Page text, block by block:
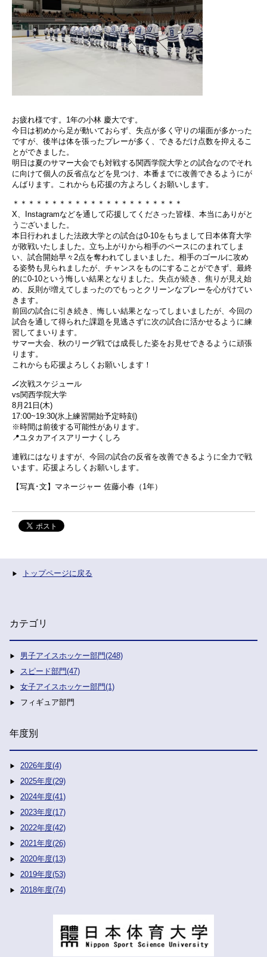
お疲れ様です。1年の小林 慶大です。
今日は初めから足が動いておらず、失点が多く守りの場面が多かった
ですが、後半は体を張ったプレーが多く、できるだけ点数を抑えるこ
とができました。
明日は夏のサマー大会でも対戦する関西学院大学との試合なのでそれ
に向けて個人の反省点などを見つけ、本番までに改善できるようにが
んばります。これからも応援の方よろしくお願いします。
＊＊＊＊＊＊＊＊＊＊＊＊＊＊＊＊＊＊＊＊＊＊
X、Instagramなどを通して応援してくださった皆様、本当にありがと
うございました。
本日行われました法政大学との試合は0-10をもちまして日本体育大学
が敗戦いたしました。立ち上がりから相手のペースにのまれてしま
い、試合開始早々2点を奪われてしまいました。相手のゴールに攻め
る姿勢も見られましたが、チャンスをものにすることができず、最終
的に0-10という悔しい結果となりました。失点が続き、焦りが見え始
め、反則が増えてしまったのでもっとクリーンなプレーを心がけてい
きます。
前回の試合に引き続き、悔しい結果となってしまいましたが、今回の
試合を通して得られた課題を見逃さずに次の試合に活かせるように練
習してまいります。
サマー大会、秋のリーグ戦では成長した姿をお見せできるように頑張
ります。
これからも応援よろしくお願いします！
🏒次戦スケジュール
vs関西学院大学
8月21日(木)
17:00~19:30(氷上練習開始予定時刻)
※時間は前後する可能性があります。
📍ユタカアイスアリーナくしろ
連戦にはなりますが、今回の試合の反省を改善できるように全力で戦
います。応援よろしくお願いします。
【写真･文】マネージャー 佐藤小春（1年）
トップページに戻る
カテゴリ
男子アイスホッケー部門(248)
スピード部門(47)
女子アイスホッケー部門(1)
フィギュア部門
年度別
2026年度(4)
2025年度(29)
2024年度(41)
2023年度(17)
2022年度(42)
2021年度(26)
2020年度(13)
2019年度(53)
2018年度(74)